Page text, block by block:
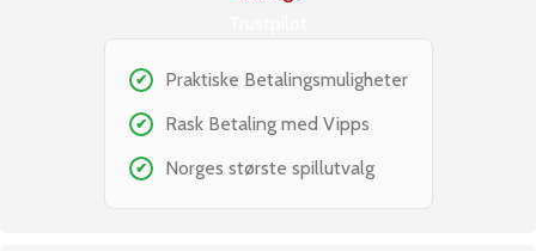
✔ Praktiske Betalingsmuligheter
✔ Rask Betaling med Vipps
✔ Norges største spillutvalg